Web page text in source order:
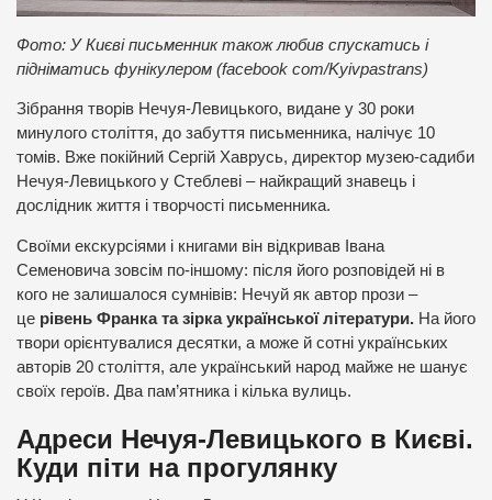
Фото: У Києві письменник також любив спускатись і
підніматись фунікулером (facebook com/Kyivpastrans)
Зібрання творів Нечуя-Левицького, видане у 30 роки
минулого століття, до забуття письменника, налічує 10
томів. Вже покійний Сергій Хаврусь, директор музею-садиби
Нечуя-Левицького у Стеблеві – найкращий знавець і
дослідник життя і творчості письменника.
Своїми екскурсіями і книгами він відкривав Івана
Семеновича зовсім по-іншому: після його розповідей ні в
кого не залишалося сумнівів: Нечуй як автор прози –
це рівень Франка та зірка української літератури. На його
твори орієнтувалися десятки, а може й сотні українських
авторів 20 століття, але український народ майже не шанує
своїх героїв. Два пам’ятника і кілька вулиць.
Адреси Нечуя-Левицького в Києві.
Куди піти на прогулянку